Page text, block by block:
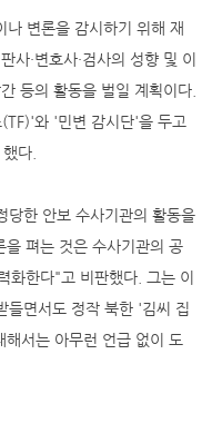
변론을 감시하기 위해 재
사·변호사·검사의 성향 및 이
등의 활동을 벌일 계획이다.
와 '민변 감시단'을 두고
다.
당한 안보 수사기관의 활동을
펴는 것은 수사기관의 공
화한다"고 비판했다. 그는 이
들면서도 정작 북한 '김씨 집
서는 아무런 언급 없이 도